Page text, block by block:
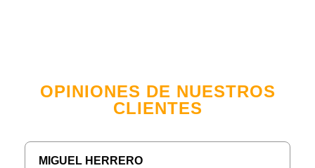
OPINIONES DE NUESTROS
CLIENTES
MIGUEL HERRERO